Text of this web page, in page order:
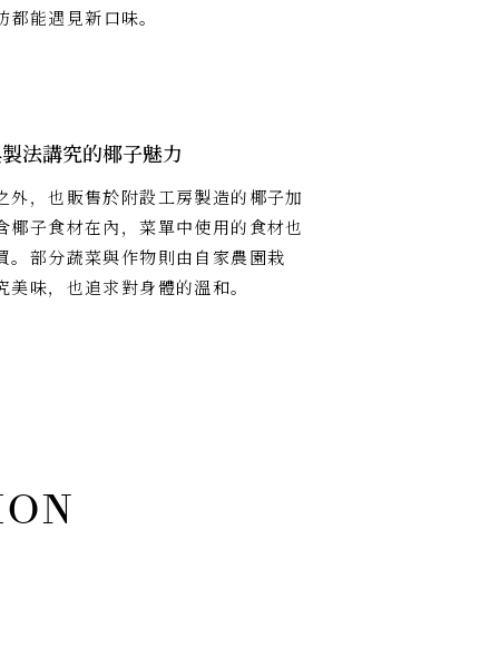
都能遇見新口味。
法講究的椰子魅力
外，也販售於附設工房製造的椰子加
椰子食材在內，菜單中使用的食材也
。部分蔬菜與作物則由自家農園栽
美味，也追求對身體的溫和。